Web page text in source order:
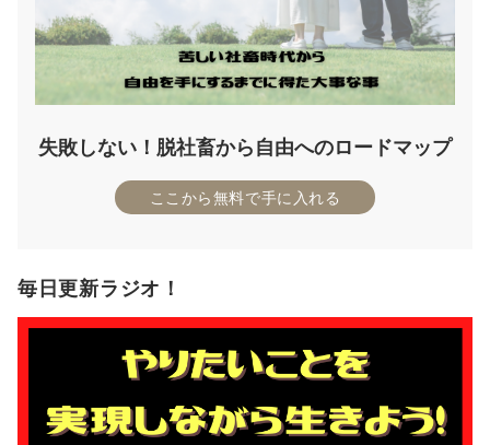
失敗しない！脱社畜から自由へのロードマップ
ここから無料で手に入れる
毎日更新ラジオ！